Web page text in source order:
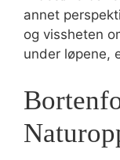
annet
og vissheten
under løpene,